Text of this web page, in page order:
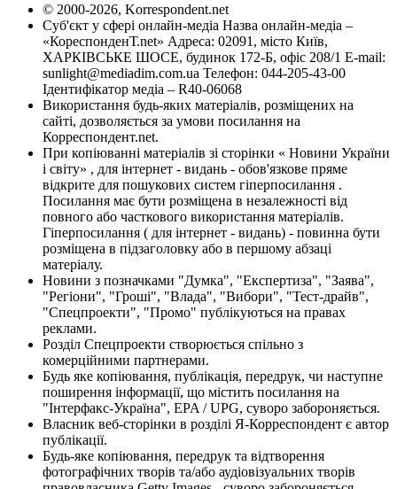
© 2000-2026, Korrespondent.net
Суб'єкт у сфері онлайн-медіа Назва онлайн-медіа –
«КореспонденТ.net» Адреса: 02091, місто Київ,
ХАРКІВСЬКЕ ШОСЕ, будинок 172-Б, офіс 208/1 E-mail:
sunlight@mediadim.com.ua Телефон: 044-205-43-00
Ідентифікатор медіа – R40-06068
Використання будь-яких матеріалів, розміщених на
сайті, дозволяється за умови посилання на
Корреспондент.net.
При копіюванні матеріалів зі сторінки « Новини України
і світу» , для інтернет - видань - обов'язкове пряме
відкрите для пошукових систем гіперпосилання .
Посилання має бути розміщена в незалежності від
повного або часткового використання матеріалів.
Гіперпосилання ( для інтернет - видань) - повинна бути
розміщена в підзаголовку або в першому абзаці
матеріалу.
Новини з позначками "Думка", "Експертиза", "Заява",
"Регіони", "Гроші", "Влада", "Вибори", "Тест-драйв",
"Спецпроекти", "Промо" публікуються на правах
реклами.
Розділ Спецпроекти створюється спільно з
комерційними партнерами.
Будь яке копіювання, публікація, передрук, чи наступне
поширення інформації, що містить посилання на
"Інтерфакс-Україна", EPA / UPG, суворо забороняється.
Власник веб-сторінки в розділі Я-Корреспондент є автор
публікації.
Будь-яке копіювання, передрук та відтворення
фотографічних творів та/або аудіовізуальних творів